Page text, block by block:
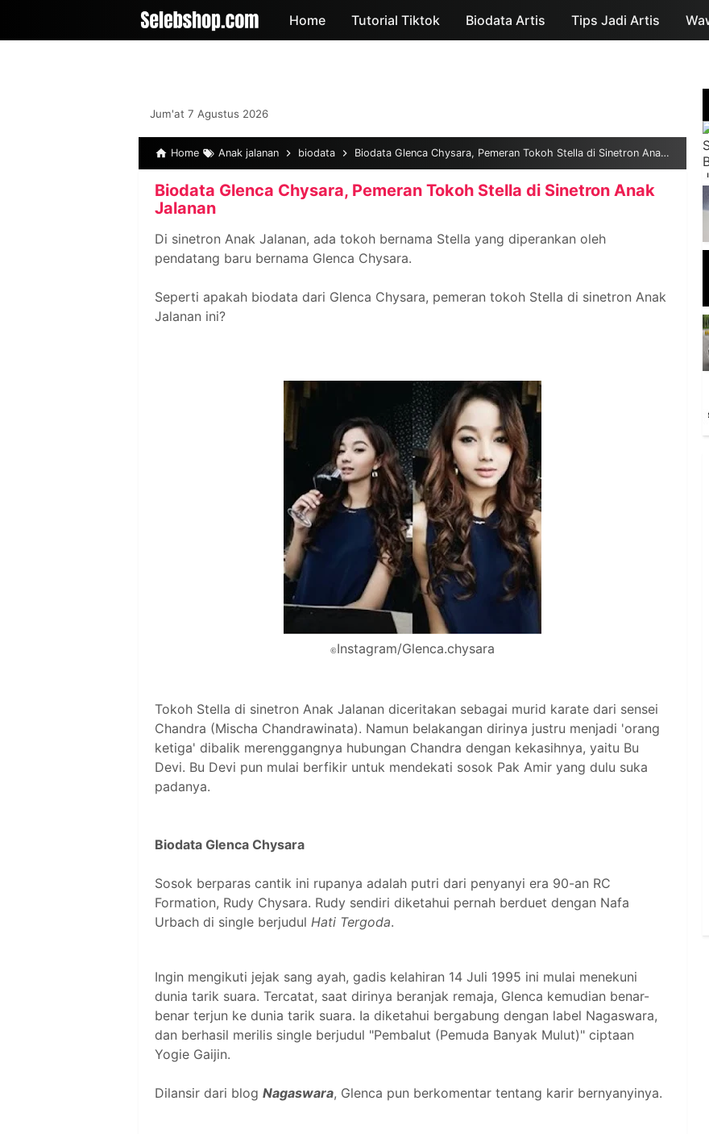
Skip to main content
Home Tutorial Tiktok Biodata Artis Tips Jadi Artis
Jum'at 7 Agustus 2026
Home Anak jalanan biodata Biodata Glenca Chysara, Pemeran Tokoh Stella di Sinetron Anak Jalanan
Biodata Glenca Chysara, Pemeran Tokoh Stella di Sinetron Anak
Jalanan
Di sinetron Anak Jalanan, ada tokoh bernama Stella yang diperankan oleh
pendatang baru bernama Glenca Chysara.
Seperti apakah biodata dari Glenca Chysara, pemeran tokoh Stella di sinetron Anak
Jalanan ini?
©Instagram/Glenca.chysara
Tokoh Stella di sinetron Anak Jalanan diceritakan sebagai murid karate dari sensei
Chandra (Mischa Chandrawinata). Namun belakangan dirinya justru menjadi 'orang
ketiga' dibalik merenggangnya hubungan Chandra dengan kekasihnya, yaitu Bu
Devi. Bu Devi pun mulai berfikir untuk mendekati sosok Pak Amir yang dulu suka
padanya.
Biodata Glenca Chysara
Sosok berparas cantik ini rupanya adalah putri dari penyanyi era 90-an RC
Formation, Rudy Chysara. Rudy sendiri diketahui pernah berduet dengan Nafa
Urbach di single berjudul Hati Tergoda.
Ingin mengikuti jejak sang ayah, gadis kelahiran 14 Juli 1995 ini mulai menekuni
dunia tarik suara. Tercatat, saat dirinya beranjak remaja, Glenca kemudian benar-
benar terjun ke dunia tarik suara. Ia diketahui bergabung dengan label Nagaswara,
dan berhasil merilis single berjudul "Pembalut (Pemuda Banyak Mulut)" ciptaan
Yogie Gaijin.
Dilansir dari blog Nagaswara, Glenca pun berkomentar tentang karir bernyanyinya.